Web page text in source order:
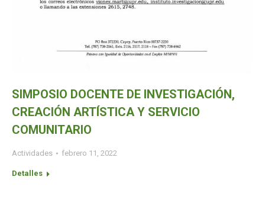
SIMPOSIO DOCENTE DE INVESTIGACIÓN,
CREACIÓN ARTÍSTICA Y SERVICIO
COMUNITARIO
Actividades febrero 11, 2022
Detalles